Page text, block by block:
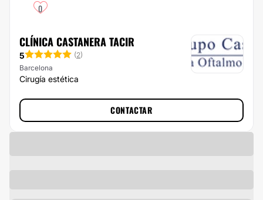
0
CLÍNICA CASTANERA TACIR
5 (2)
Barcelona
Cirugía estética
CONTACTAR